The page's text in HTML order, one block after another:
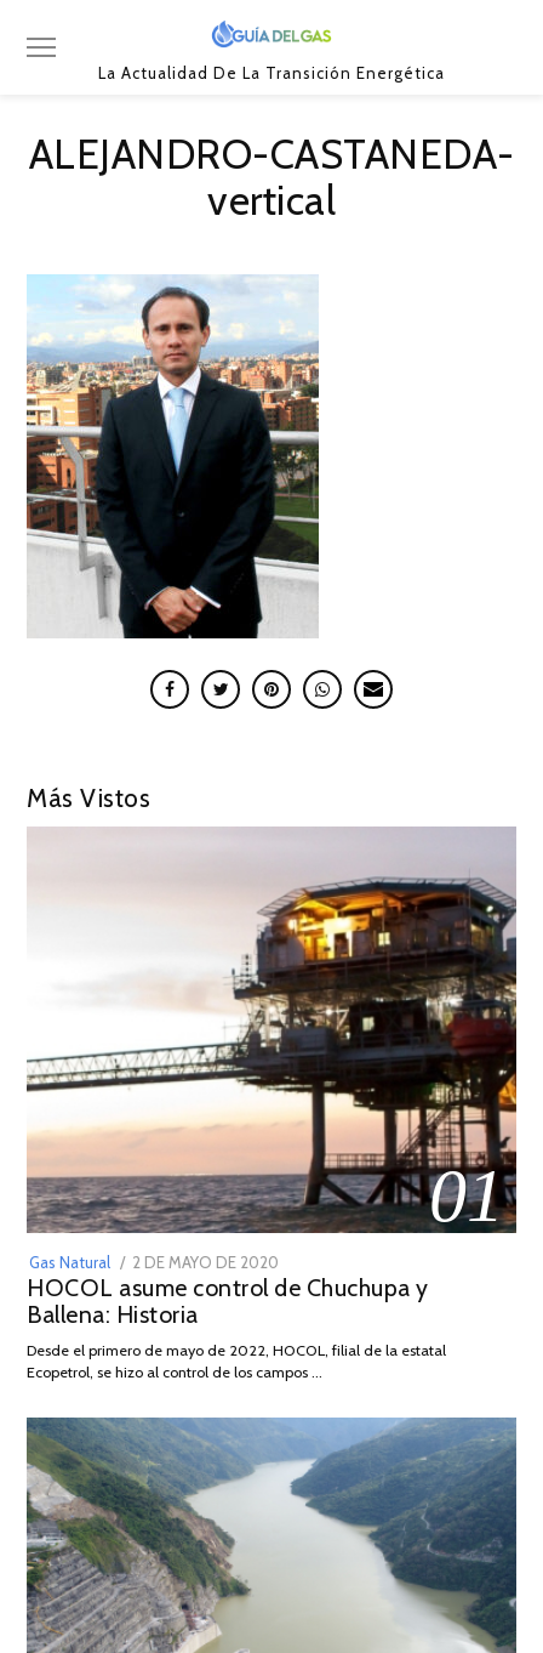
La Actualidad De La Transición Energética
ALEJANDRO-CASTANEDA-
vertical
Más Vistos
01
Gas Natural
POSTED
ON
2 DE MAYO DE 2020
DE
2026
HOCOL asume control de Chuchupa y
Ballena: Historia
Desde el primero de mayo de 2022, HOCOL, filial de la estatal
Ecopetrol, se hizo al control de los campos …